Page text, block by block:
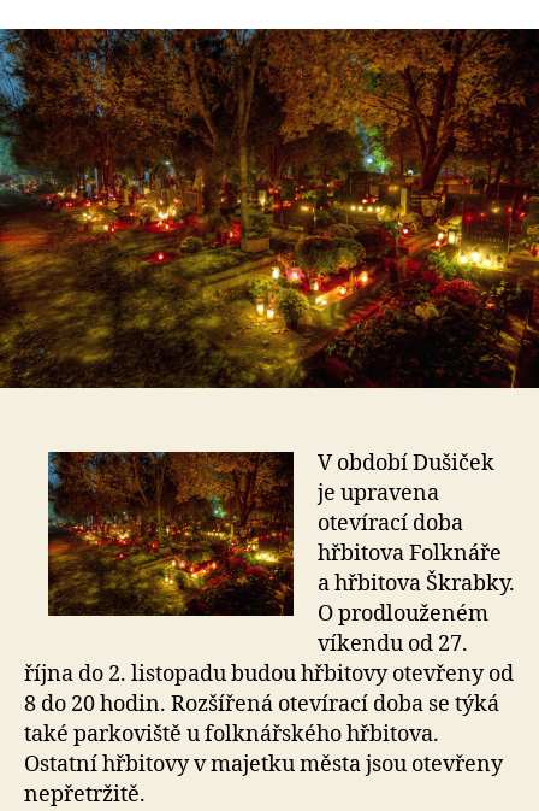
s
o
V období Dušiček
je upravena
otevírací doba
hřbitova Folknáře
a hřbitova Škrabky.
O prodlouženém
víkendu od 27.
října do 2. listopadu budou hřbitovy otevřeny od
8 do 20 hodin. Rozšířená otevírací doba se týká
také parkoviště u folknářského hřbitova.
Ostatní hřbitovy v majetku města jsou otevřeny
nepřetržitě.